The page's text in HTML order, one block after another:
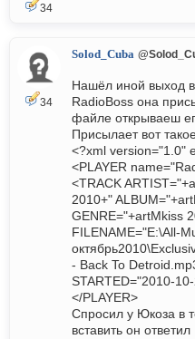
34
34
Solod_Cuba
Нашёл иной выход
RadioBoss она
файле открываеш
Присылает вот
<?xml version="1.0"
<PLAYER
<TRACK
2010+"
GENRE="+artMkiss
FILENAME="E:\All-
- Back To
STARTED="2010-
</PLAYER>
Спросил у Юкоза в
вставить он ответил